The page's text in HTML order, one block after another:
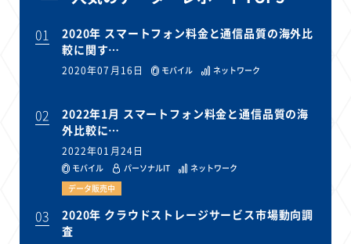
01
2020年 スマートフォン料金と通信品質の海外比
較に関す…
2020年07月16日 モバイル ネットワーク
02
2022年1月 スマートフォン料金と通信品質の海
外比較に…
2022年01月24日
モバイル パーソナルIT
ネットワーク
データ販売中
03
2020年 クラウドストレージサービス市場動向調
査